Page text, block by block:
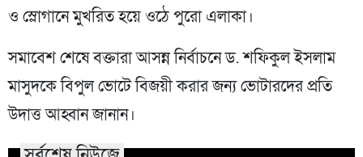
ও স্লোগানে মুখরিত হয়ে ওঠে পুরো এলাকা।
সমাবেশ শেষে বক্তারা আসন্ন নির্বাচনে ড. শফিকুল ইসলাম
মাসুদকে বিপুল ভোটে বিজয়ী করার জন্য ভোটারদের প্রতি
উদাত্ত আহ্বান জানান।